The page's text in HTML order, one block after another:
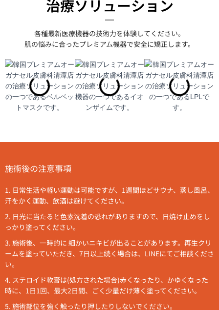
治療ソリューション
各種最新医療機器の技術力を体験してください。
肌の悩みに合ったプレミアム機器で安全に矯正します。
施術後の注意事項
1. 日常生活や軽い運動は可能ですが、1週間ほどサウナ、蒸し風呂、
汗をかく運動、飲酒は避けてください。
2. 日光に当たると色素沈着の恐れがありますので、日焼け止めをし
っかり塗ってください。
3. 施術後、一時的に 細かいニキビが出ることがあります。再生クリ
ームを塗っていただき、7日以上続く場合は、LINEにてご相談くださ
い。
4. ステロイド軟膏は(処方された場合)赤くなったり、かゆくなった
時に、1日1回、最大2日間、ごく少量だけ薄く塗ってください。
5. 施術部位を強く触ったり押したりしないでください。